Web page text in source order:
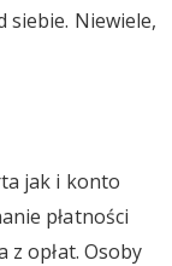
siebie. Niewiele,
jak i konto
płatności
z opłat. Osoby